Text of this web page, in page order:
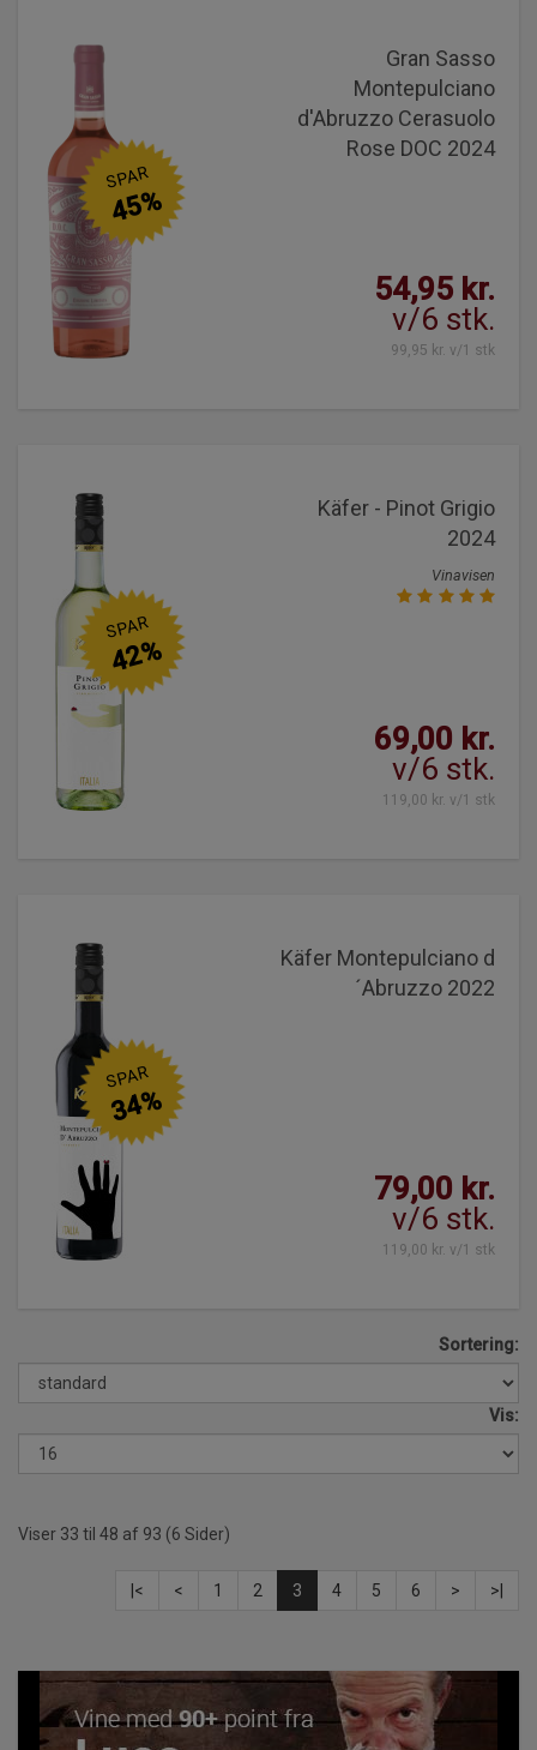
Gran Sasso
Montepulciano
d'Abruzzo Cerasuolo
Rose DOC 2024
54,95 kr.
v/6 stk.
99,95 kr. v/1 stk
SPAR
45%
Käfer - Pinot Grigio
2024
Vinavisen
69,00 kr.
v/6 stk.
119,00 kr. v/1 stk
SPAR
42%
Käfer Montepulciano d
´Abruzzo 2022
79,00 kr.
v/6 stk.
119,00 kr. v/1 stk
SPAR
34%
Sortering:
Vis:
Viser 33 til 48 af 93 (6 Sider)
|< < 1 2 3 4 5 6 > >|